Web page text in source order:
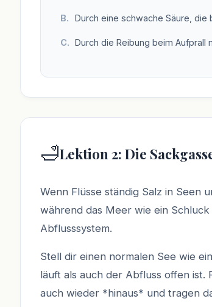
Durch eine schwache Säure, die
Durch die Reibung beim Aufprall
🛁Lektion 2: Die
Wenn Flüsse ständig Salz in Seen
während das Meer wie ein Schluck
Abflusssystem.
Stell dir einen normalen See wie
läuft als auch der Abfluss offen ist.
auch wieder *hinaus* und tragen